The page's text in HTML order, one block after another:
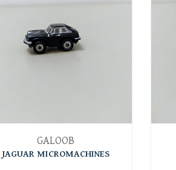
GALOOB
JAGUAR MICROMACHINES